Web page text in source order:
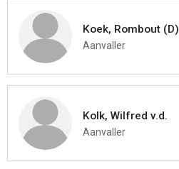
Koek, Rombout (D)
Aanvaller
Kolk, Wilfred v.d.
Aanvaller